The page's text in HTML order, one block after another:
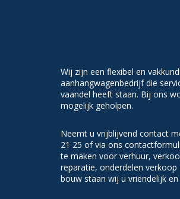
Wij zijn een flexibel en
aanhangwagenbedrijf die
vaandel heeft staan. Bij ons
mogelijk geholpen.
Neemt u vrijblijvend contact
21 25 of via ons
te maken voor verhuur,
reparatie, onderdelen
bouw staan wij u vriendelijk